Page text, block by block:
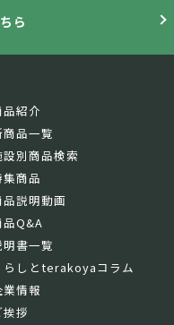
ら
品紹介
商品一覧
設別商品検索
集商品
品説明動画
品Q&A
明書一覧
らしとterakoyaコラム
業情報
挨拶